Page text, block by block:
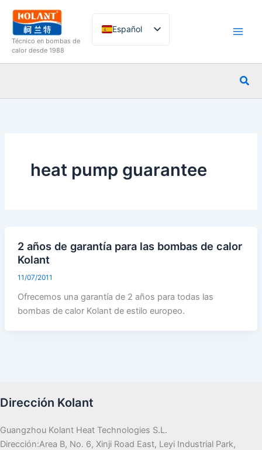
contenido
Técnico en bombas de
calor desde 1988
Español
English
Dutch
heat pump guarantee
2 años de garantía para las bombas de calor
Kolant
11/07/2011
Ofrecemos una garantía de 2 años para todas las
bombas de calor Kolant de estilo europeo.
Dirección Kolant
Guangzhou Kolant Heat Technologies S.L.
Dirección:Area B, No. 6, Xinji Road East, Leyi Industrial Park,